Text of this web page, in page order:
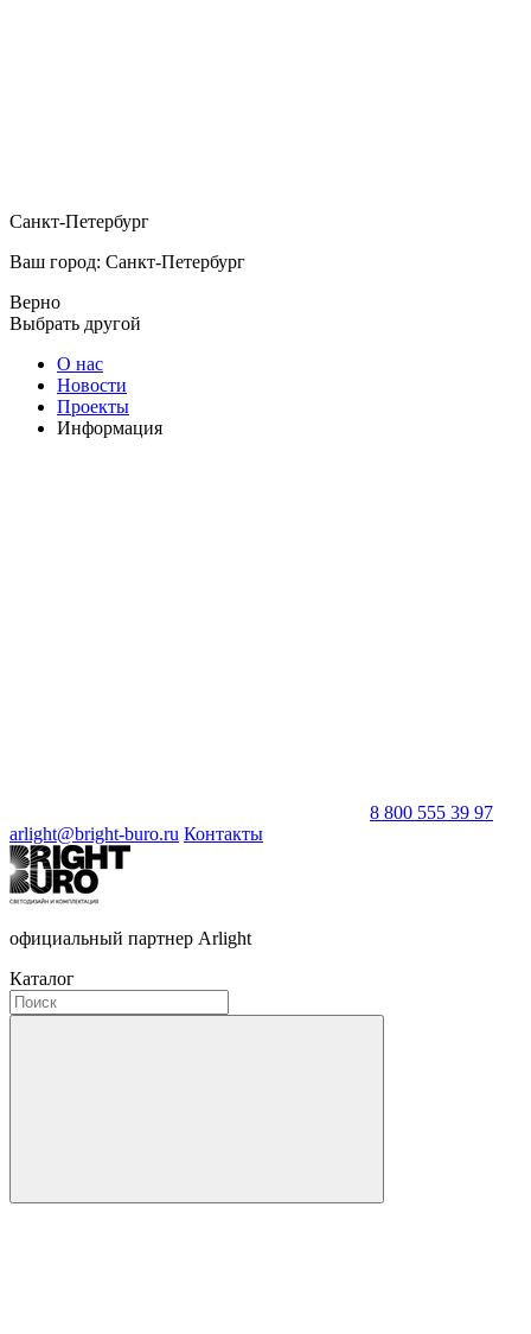
Санкт-Петербург
Ваш город: Санкт-Петербург
Верно
Выбрать другой
О нас
Новости
Проекты
Информация
8 800 555 39 97
arlight@bright-buro.ru Контакты
официальный партнер Arlight
Каталог